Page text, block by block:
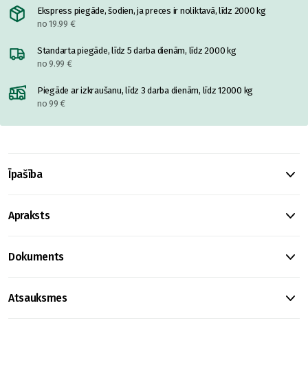
Ekspress piegāde, šodien, ja preces ir noliktavā, līdz 2000 kg
no 19.99 €
Standarta piegāde, līdz 5 darba dienām, līdz 2000 kg
no 9.99 €
Piegāde ar izkraušanu, līdz 3 darba dienām, līdz 12000 kg
no 99 €
Īpašība
Apraksts
Dokuments
Atsauksmes